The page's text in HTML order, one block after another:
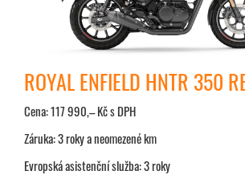
ROYAL ENFIELD HNTR 350
Cena: 117 990,– Kč s DPH
Záruka: 3 roky a neomezené km
Evropská asistenční služba: 3 roky